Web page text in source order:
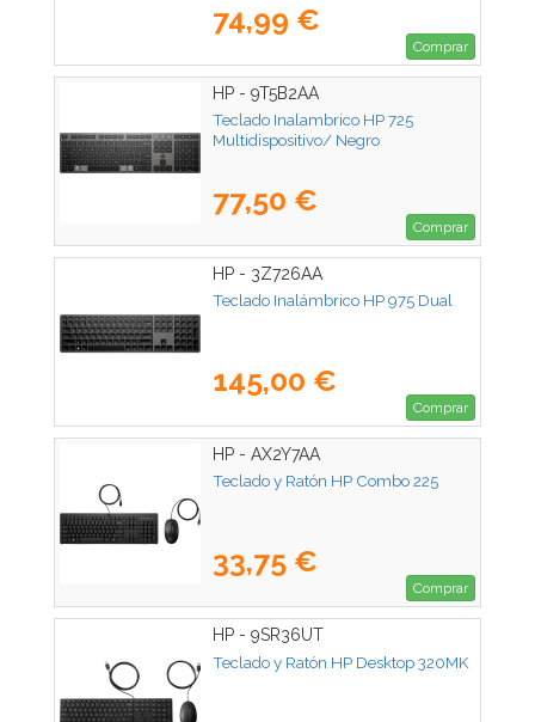
74,99 €
Comprar
HP - 9T5B2AA
Teclado Inalambrico HP 725
Multidispositivo/ Negro
77,50 €
Comprar
HP - 3Z726AA
Teclado Inalámbrico HP 975 Dual
145,00 €
Comprar
HP - AX2Y7AA
Teclado y Ratón HP Combo 225
33,75 €
Comprar
HP - 9SR36UT
Teclado y Ratón HP Desktop 320MK